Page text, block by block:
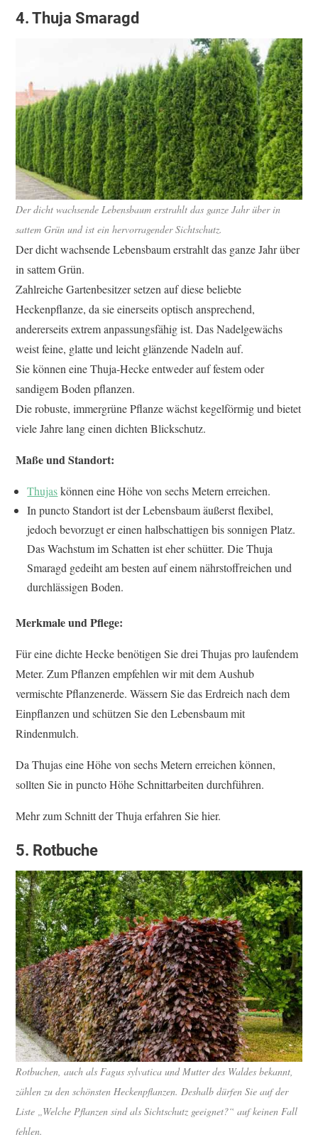
4. Thuja Smaragd
Der dicht wachsende Lebensbaum erstrahlt das ganze Jahr über in
sattem Grün und ist ein hervorragender Sichtschutz.
Der dicht wachsende Lebensbaum erstrahlt das ganze Jahr über
in sattem Grün.
Zahlreiche Gartenbesitzer setzen auf diese beliebte
Heckenpflanze, da sie einerseits optisch ansprechend,
andererseits extrem anpassungsfähig ist. Das Nadelgewächs
weist feine, glatte und leicht glänzende Nadeln auf.
Sie können eine Thuja-Hecke entweder auf festem oder
sandigem Boden pflanzen.
Die robuste, immergrüne Pflanze wächst kegelförmig und bietet
viele Jahre lang einen dichten Blickschutz.
Maße und Standort:
Thujaskönnen eine Höhe von sechs Metern erreichen.
In puncto Standort ist der Lebensbaum äußerst flexibel,
jedoch bevorzugt er einen halbschattigen bis sonnigen Platz.
Das Wachstum im Schatten ist eher schütter. Die Thuja
Smaragd gedeiht am besten auf einem nährstoffreichen und
durchlässigen Boden.
Merkmale und Pflege:
Für eine dichte Hecke benötigen Sie drei Thujas pro laufendem
Meter. Zum Pflanzen empfehlen wir mit dem Aushub
vermischte Pflanzenerde. Wässern Sie das Erdreich nach dem
Einpflanzen und schützen Sie den Lebensbaum mit
Rindenmulch.
Da Thujas eine Höhe von sechs Metern erreichen können,
sollten Sie in puncto Höhe Schnittarbeiten durchführen.
Mehr zum Schnitt der Thuja erfahren Sie hier.
5. Rotbuche
Rotbuchen, auch als Fagus sylvatica und Mutter des Waldes bekannt,
zählen zu den schönsten Heckenpflanzen. Deshalb dürfen Sie auf der
Liste „Welche Pflanzen sind als Sichtschutz geeignet?“ auf keinen Fall
fehlen.